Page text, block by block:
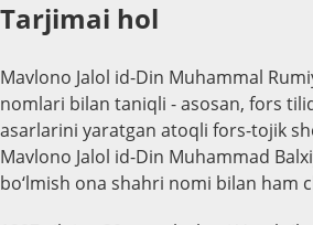
Tarjimai hol
Mavlono Jalol id-Din Muhammal
nomlari bilan taniqli - asosan, fors
asarlarini yaratgan atoqli fors-tojik
Mavlono Jalol id-Din Muhammad
bo‘lmish ona shahri nomi bilan ham